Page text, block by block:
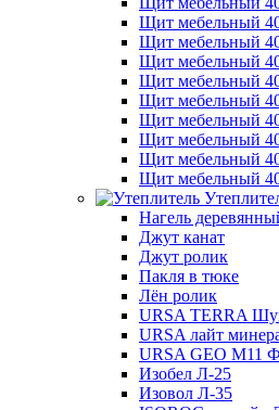
Щит мебельный
Щит мебельный
Щит мебельный
Щит мебельный
Щит мебельный
Щит мебельный
Щит мебельный
Щит мебельный
Щит мебельный
Нагель
Джут канат
Джут ролик
Пакля в тюке
Лён ролик
URSA TERRA
URSA лайт
URSA GEO M11
Изобел Л-25
Изовол Л-35